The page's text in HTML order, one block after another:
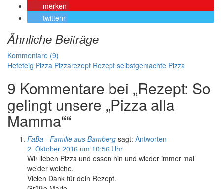
merken
twittern
Ähnliche Beiträge
Kommentare (9)
Hefeteig Pizza Pizzarezept Rezept selbstgemachte Pizza
9 Kommentare bei „Rezept: So
gelingt unsere „Pizza alla
Mamma““
FaBa - Familie aus Bamberg sagt: Antworten
2. Oktober 2016 um 10:56 Uhr
Wir lieben Pizza und essen hin und wieder immer mal
weider welche.
Vielen Dank für dein Rezept.